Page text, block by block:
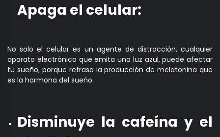
Apaga el celular:
No solo el celular es un agente de distracción, cualquier
aparato electrónico que emita una luz azul, puede afectar
tu sueño, porque retrasa la producción de melatonina que
es la hormona del sueño.
Disminuye la cafeína y el